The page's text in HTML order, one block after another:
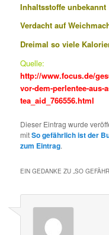
Inhaltsstoffe unbekannt
Verdacht auf
Dreimal so viele
Quelle:
http://www.focus.de/
vor-dem-perlentee-
tea_aid_766556.html
Dieser Eintrag wurde
mitSo gefährlich ist der
zum Eintrag.
EIN GEDANKE ZU „SO